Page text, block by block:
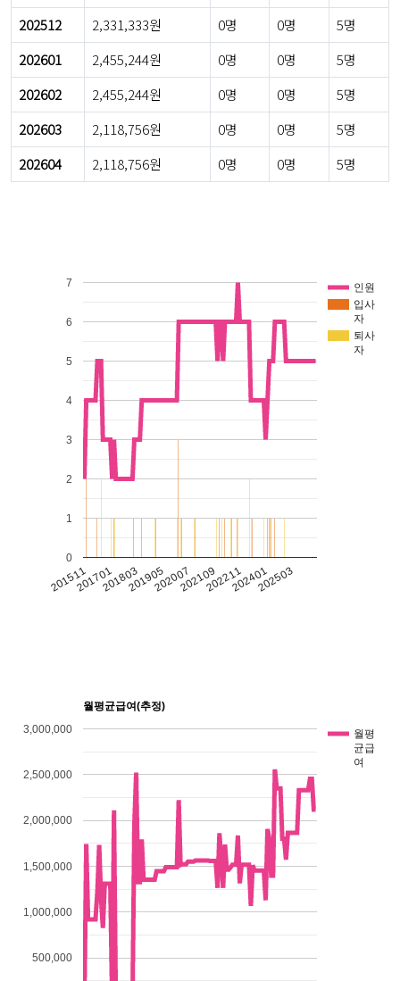
202512
2,331,333원 0명 0명
5명
202601
2,455,244원 0명 0명
5명
202602
2,455,244원 0명 0명
5명
202603
2,118,756원 0명 0명
5명
202604
2,118,756원 0명 0명 5명
인원
입사
자
퇴사
자
201511201701201803201905202007202109202211202401202503
0
1
2
3
4
5
6
7
월평균급여(추정)
월평
균급
여
500,000
1,000,000
1,500,000
2,000,000
2,500,000
3,000,000